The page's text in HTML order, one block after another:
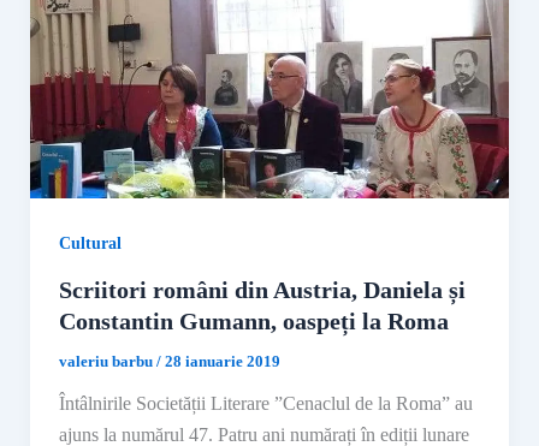
Cultural
Scriitori români din Austria, Daniela și
Constantin Gumann, oaspeți la Roma
valeriu barbu / 28 ianuarie 2019
Întâlnirile Societății Literare ”Cenaclul de la Roma” au
ajuns la numărul 47. Patru ani numărați în ediții lunare